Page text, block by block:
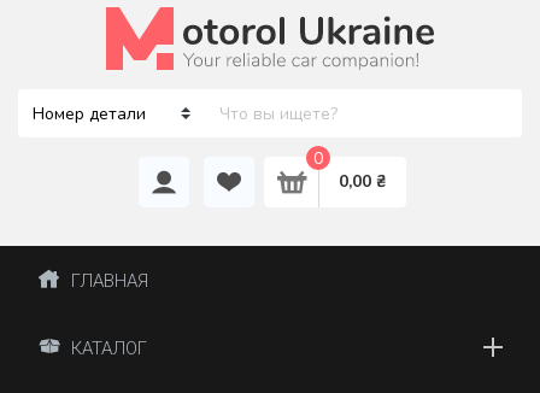
0,00 ₴
0
ГЛАВНАЯ
КАТАЛОГ